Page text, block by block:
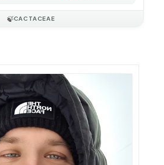
🍃CACTACEAE